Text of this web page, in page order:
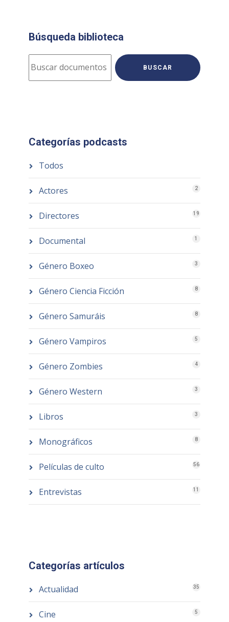
Búsqueda biblioteca
BUSCAR
Categorías podcasts
Todos
Actores 2
Directores 19
Documental 1
Género Boxeo 3
Género Ciencia Ficción 8
Género Samuráis 8
Género Vampiros 5
Género Zombies 4
Género Western 3
Libros 3
Monográficos 8
Películas de culto 56
Entrevistas 11
Categorías artículos
Actualidad 35
Cine 5